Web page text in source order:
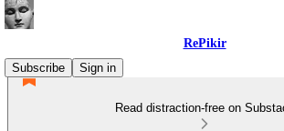
RePikir
Subscribe
Sign in
Read distraction-free on